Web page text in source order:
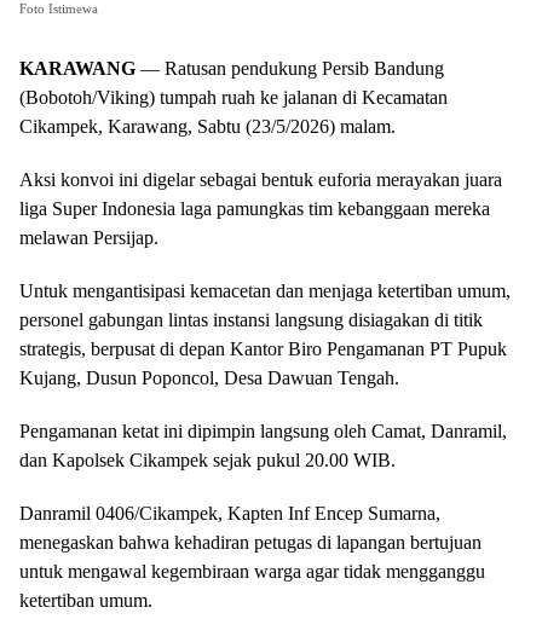
Foto Istimewa
KARAWANG — Ratusan pendukung Persib Bandung
(Bobotoh/Viking) tumpah ruah ke jalanan di Kecamatan
Cikampek, Karawang, Sabtu (23/5/2026) malam.
Aksi konvoi ini digelar sebagai bentuk euforia merayakan juara
liga Super Indonesia laga pamungkas tim kebanggaan mereka
melawan Persijap.
Untuk mengantisipasi kemacetan dan menjaga ketertiban umum,
personel gabungan lintas instansi langsung disiagakan di titik
strategis, berpusat di depan Kantor Biro Pengamanan PT Pupuk
Kujang, Dusun Poponcol, Desa Dawuan Tengah.
Pengamanan ketat ini dipimpin langsung oleh Camat, Danramil,
dan Kapolsek Cikampek sejak pukul 20.00 WIB.
Danramil 0406/Cikampek, Kapten Inf Encep Sumarna,
menegaskan bahwa kehadiran petugas di lapangan bertujuan
untuk mengawal kegembiraan warga agar tidak mengganggu
ketertiban umum.